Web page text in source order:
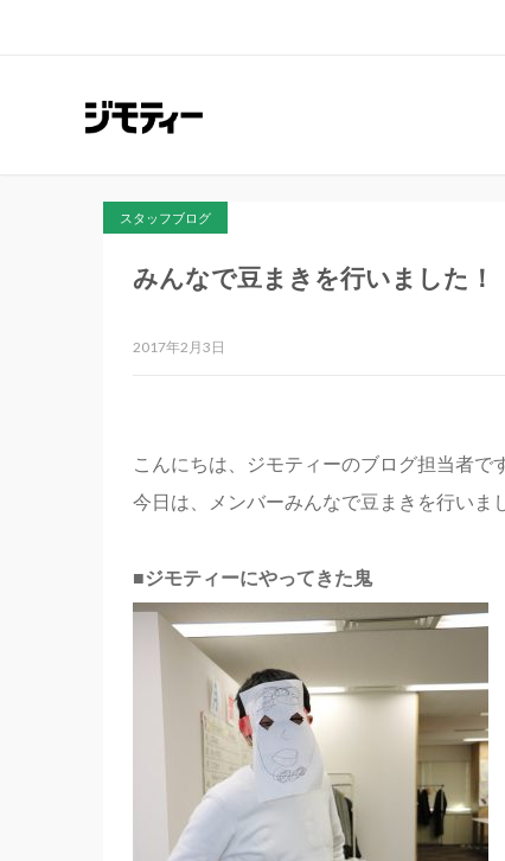
スタッフブログ
みんなで豆まきを行いました！
2017年2月3日
こんにちは、ジモティーのブログ担当者で
今日は、メンバーみんなで豆まきを行いま
■ジモティーにやってきた鬼